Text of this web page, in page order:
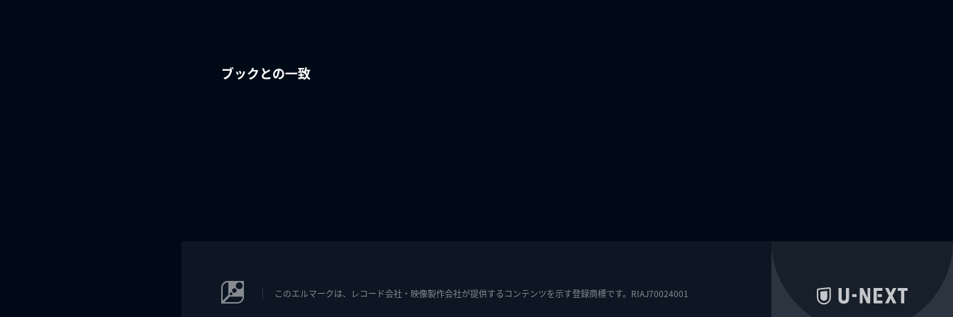
ブックとの一致
このエルマークは、レコード会社・映像製作会社が提供するコンテンツを示す登録商標です。RIAJ70024001